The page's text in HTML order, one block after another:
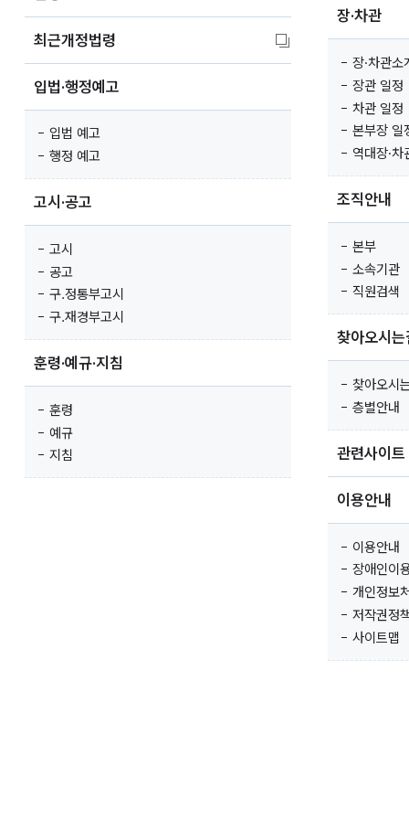
최근개정법령
입법·행정예고
입법 예고
행정 예고
고시·공고
고시
공고
구.정통부고시
구.재경부고시
훈령·예규·지침
훈령
예규
지침
장·차관
장·차관소
장관 일정
차관 일정
본부장 일
역대장·차
조직안내
본부
소속기관
직원검색
찾아오시는
찾아오시
층별안내
관련사이트
이용안내
이용안내
장애인이
개인정보
저작권정책
사이트맵